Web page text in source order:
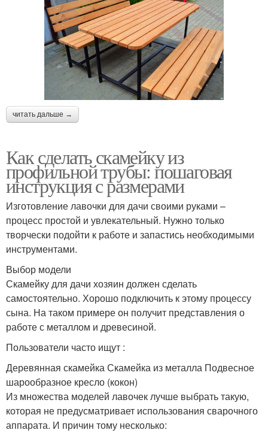
читать дальше →
Как сделать скамейку из
профильной трубы: пошаговая
инструкция с размерами
Изготовление лавочки для дачи своими руками –
процесс простой и увлекательный. Нужно только
творчески подойти к работе и запастись необходимыми
инструментами.
Выбор модели
Скамейку для дачи хозяин должен сделать
самостоятельно. Хорошо подключить к этому процессу
сына. На таком примере он получит представления о
работе с металлом и древесиной.
Пользователи часто ищут :
Деревянная скамейка Скамейка из металла Подвесное
шарообразное кресло (кокон)
Из множества моделей лавочек лучше выбрать такую,
которая не предусматривает использования сварочного
аппарата. И причин тому несколько: